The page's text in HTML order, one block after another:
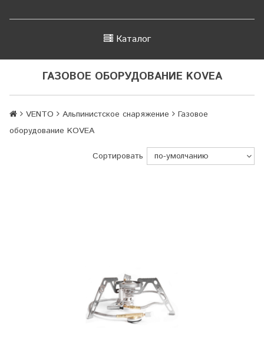
Каталог
ГАЗОВОЕ ОБОРУДОВАНИЕ KOVEA
VENTO Альпинистское снаряжение
Газовое
оборудование KOVEA
Сортировать